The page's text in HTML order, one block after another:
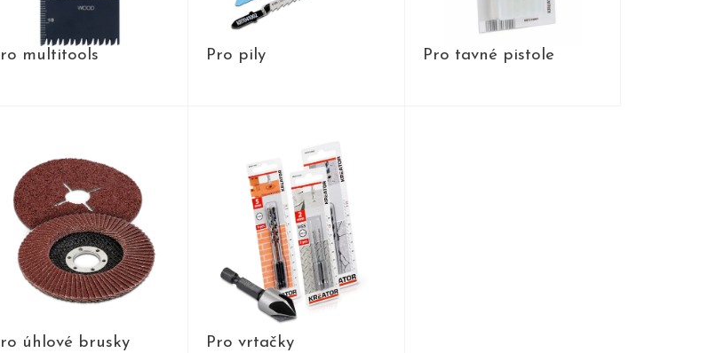
multitools Pro pily Pro tavné pistole
úhlové brusky Pro vrtačky